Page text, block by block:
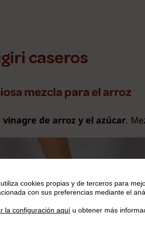
caseros
mezcla para el arroz
vinagre de arroz y el azúcar.
cookies propias y de terceros para
con sus preferencias mediante el
la configuración aquí u obtener más